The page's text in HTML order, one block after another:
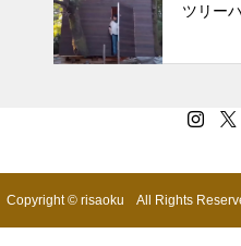
ツリー
Copyright © risaoku All Rights